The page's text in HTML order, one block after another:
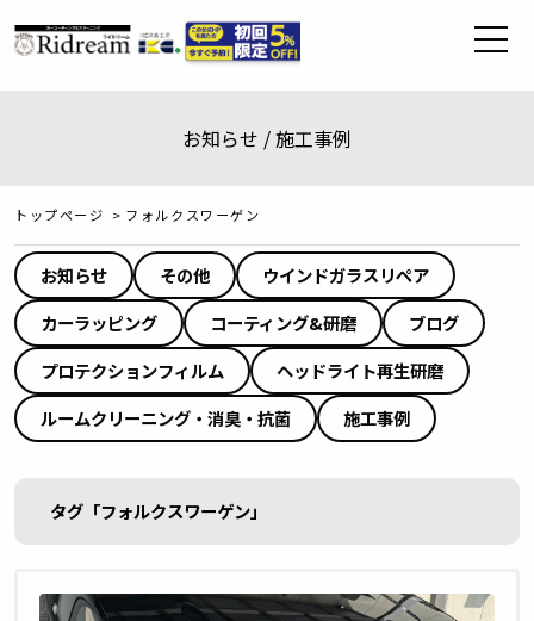
お知らせ / 施工事例
トップページ > フォルクスワーゲン
お知らせ その他
ウインドガラスリペア
カーラッピング
コーティング&研磨
ブログ
プロテクションフィルム
ヘッドライト再生研磨
ルームクリーニング・消臭・抗菌
施工事例
タグ「フォルクスワーゲン」